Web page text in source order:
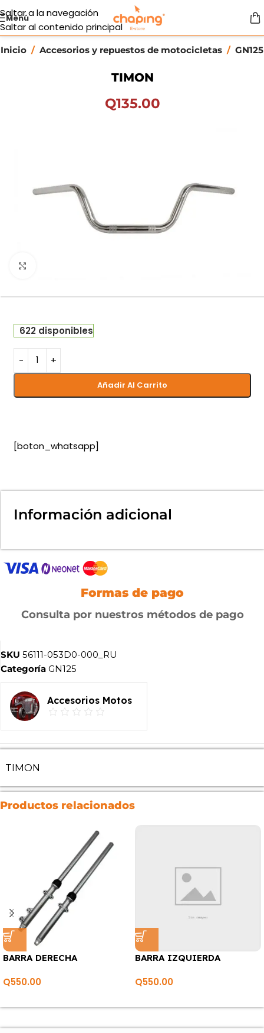
Saltar a la navegación
Saltar al contenido principal
Menú
Inicio / Accesorios y repuestos de motocicletas / GN125
TIMON
Q135.00
622 disponibles
Añadir Al Carrito
[boton_whatsapp]
Información adicional
Formas de pago
Consulta por nuestros métodos de pago
SKU 56111-053D0-000_RU
Categoría GN125
Accesorios Motos
TIMON
Productos relacionados
BARRA DERECHA
Q550.00
BARRA IZQUIERDA
Q550.00